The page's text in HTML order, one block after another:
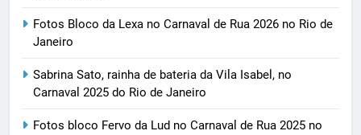
Fotos Bloco da Lexa no Carnaval de Rua 2026 no Rio de
Janeiro
Sabrina Sato, rainha de bateria da Vila Isabel, no
Carnaval 2025 do Rio de Janeiro
Fotos bloco Fervo da Lud no Carnaval de Rua 2025 no